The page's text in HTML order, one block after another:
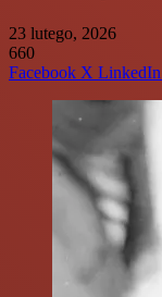
23 lutego, 2026
660
Facebook X LinkedIn